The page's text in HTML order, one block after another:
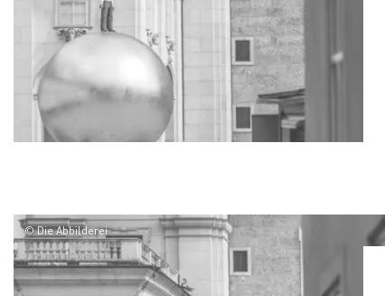
© Die Abbilderei